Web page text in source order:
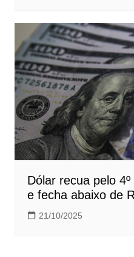
Dólar recua pelo
e fecha abaixo de
21/10/2025